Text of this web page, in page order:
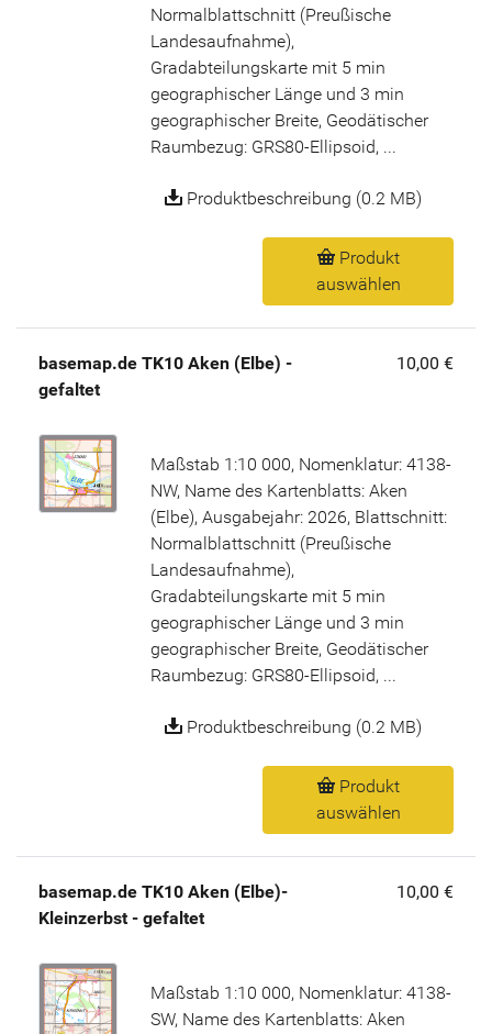
Normalblattschnitt (Preußische
Landesaufnahme),
Gradabteilungskarte mit 5 min
geographischer Länge und 3 min
geographischer Breite, Geodätischer
Raumbezug: GRS80-Ellipsoid, ...
Produktbeschreibung (0.2 MB)
Produkt
auswählen
basemap.de TK10 Aken (Elbe) -
gefaltet
10,00 €
Maßstab 1:10 000, Nomenklatur: 4138-
NW, Name des Kartenblatts: Aken
(Elbe), Ausgabejahr: 2026, Blattschnitt:
Normalblattschnitt (Preußische
Landesaufnahme),
Gradabteilungskarte mit 5 min
geographischer Länge und 3 min
geographischer Breite, Geodätischer
Raumbezug: GRS80-Ellipsoid, ...
Produktbeschreibung (0.2 MB)
Produkt
auswählen
basemap.de TK10 Aken (Elbe)-
Kleinzerbst - gefaltet
10,00 €
Maßstab 1:10 000, Nomenklatur: 4138-
SW, Name des Kartenblatts: Aken